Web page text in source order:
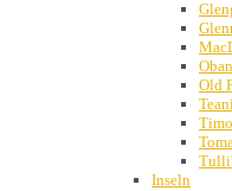
Oban
Old
Inseln